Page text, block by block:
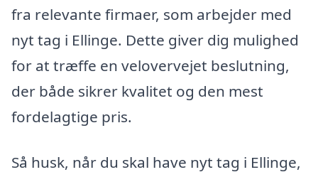
fra relevante firmaer, som arbejder med
nyt tag i Ellinge. Dette giver dig mulighed
for at træffe en velovervejet beslutning,
der både sikrer kvalitet og den mest
fordelagtige pris.
Så husk, når du skal have nyt tag i Ellinge,